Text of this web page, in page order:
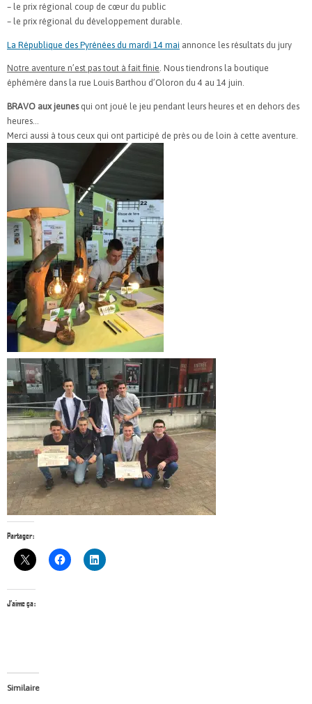
– le prix régional coup de cœur du public
– le prix régional du développement durable.
La République des Pyrénées du mardi 14 mai annonce les résultats du jury
Notre aventure n’est pas tout à fait finie. Nous tiendrons la boutique
éphémère dans la rue Louis Barthou d’Oloron du 4 au 14 juin.
BRAVO aux jeunesqui ont joué le jeu pendant leurs heures et en dehors des
heures…
Merci aussi à tous ceux qui ont participé de près ou de loin à cette aventure.
Partager :
J’aime ça :
Similaire